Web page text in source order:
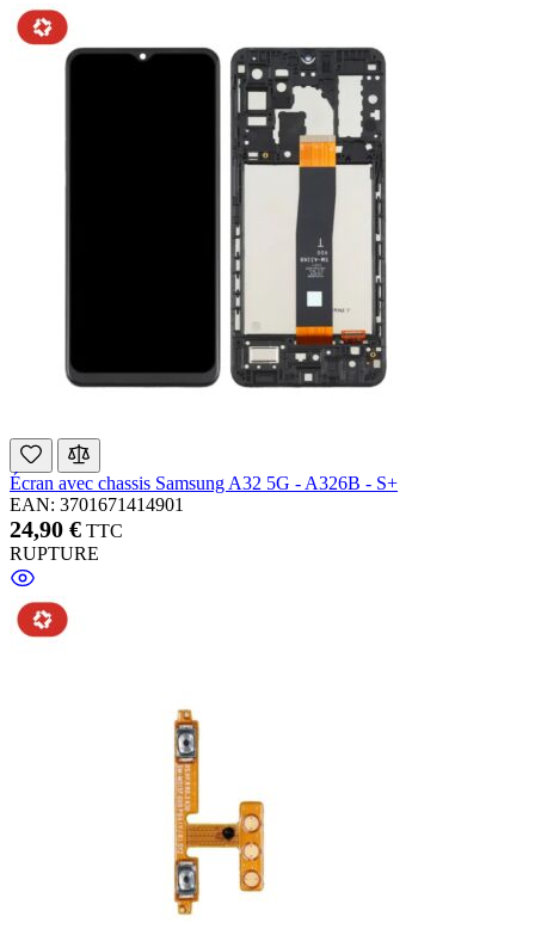
Écran avec chassis Samsung A32 5G - A326B - S+
EAN: 3701671414901
24,90 € TTC
RUPTURE